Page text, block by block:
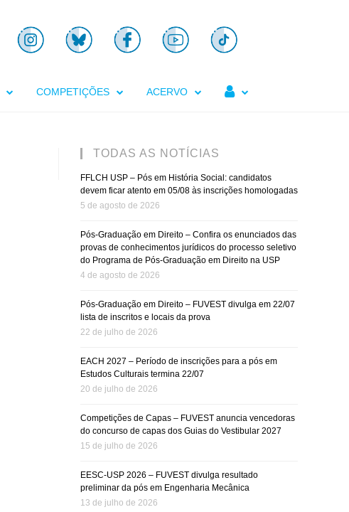
COMPETIÇÕES ACERVO 
TODAS AS NOTÍCIAS
FFLCH USP – Pós em História Social: candidatos
devem ficar atento em 05/08 às inscrições homologadas
5 de agosto de 2026
Pós-Graduação em Direito – Confira os enunciados das
provas de conhecimentos jurídicos do processo seletivo
do Programa de Pós-Graduação em Direito na USP
4 de agosto de 2026
Pós-Graduação em Direito – FUVEST divulga em 22/07
lista de inscritos e locais da prova
22 de julho de 2026
EACH 2027 – Período de inscrições para a pós em
Estudos Culturais termina 22/07
20 de julho de 2026
Competições de Capas – FUVEST anuncia vencedoras
do concurso de capas dos Guias do Vestibular 2027
15 de julho de 2026
EESC-USP 2026 – FUVEST divulga resultado
preliminar da pós em Engenharia Mecânica
13 de julho de 2026